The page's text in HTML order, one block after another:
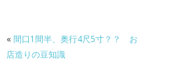
o
k
« 間口1間半、奥行4尺5寸？？ お
店造りの豆知識